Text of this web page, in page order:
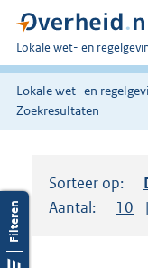
U
bent
hier:
Lokale wet- en
Lokale wet- en
Zoekresultaten
Sorteer op:
Aantal:
Toon
10